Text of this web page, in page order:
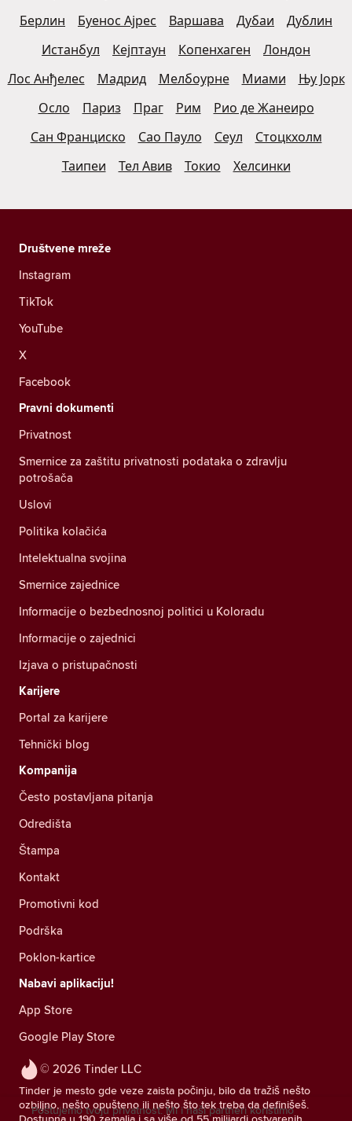
Берлин
Буенос Ајрес Варшава Дубаи
Дублин
Истанбул
Кејптаун Копенхаген
Лондон
Лос Анђелес
Мадрид Мелбоурне Миами
Њу Јорк
Осло
Париз Праг Рим
Рио де Жанеиро
Сан Франциско
Сао Пауло Сеул
Стоцкхолм
Таипеи
Тел Авив Токио Хелсинки
© 2026 Tinder LLC
Tinder je mesto gde veze zaista počinju, bilo da tražiš nešto
ozbiljno, nešto opušteno ili nešto što tek treba da definišeš.
Društvene mreže
Instagram
TikTok
YouTube
X
Facebook
Pravni dokumenti
Privatnost
Smernice za zaštitu privatnosti podataka o zdravlju
potrošača
Uslovi
Politika kolačića
Intelektualna svojina
Smernice zajednice
Informacije o bezbednosnoj politici u Koloradu
Informacije o zajednici
Izjava o pristupačnosti
Karijere
Portal za karijere
Tehnički blog
Kompanija
Često postavljana pitanja
Odredišta
Štampa
Kontakt
Promotivni kod
Podrška
Poklon-kartice
Nabavi aplikaciju!
App Store
Google Play Store
Poštujemo tvoju privatnost. Mi i naši partneri koristimo